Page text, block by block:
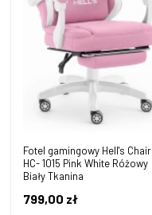
Fotel gamingowy Hell's Chair
HC- 1015 Pink White Różowy
Biały Tkanina
799,00 zł